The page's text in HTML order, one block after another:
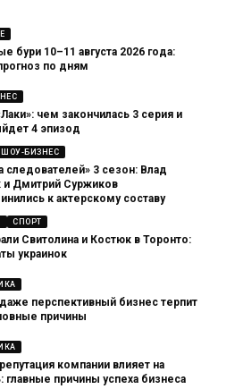
бури 10–11 августа 2026 года:
по дням
чем закончилась 3 серия и
4 эпизод
ШОУ-БИЗНЕС
следователей» 3 сезон: Влад
и Дмитрий Суржиков
к актерскому составу
СПОРТ
Свитолина и Костюк в Торонто:
украинок
перспективный бизнес терпит
причины
компании влияет на
главные причины успеха бизнеса